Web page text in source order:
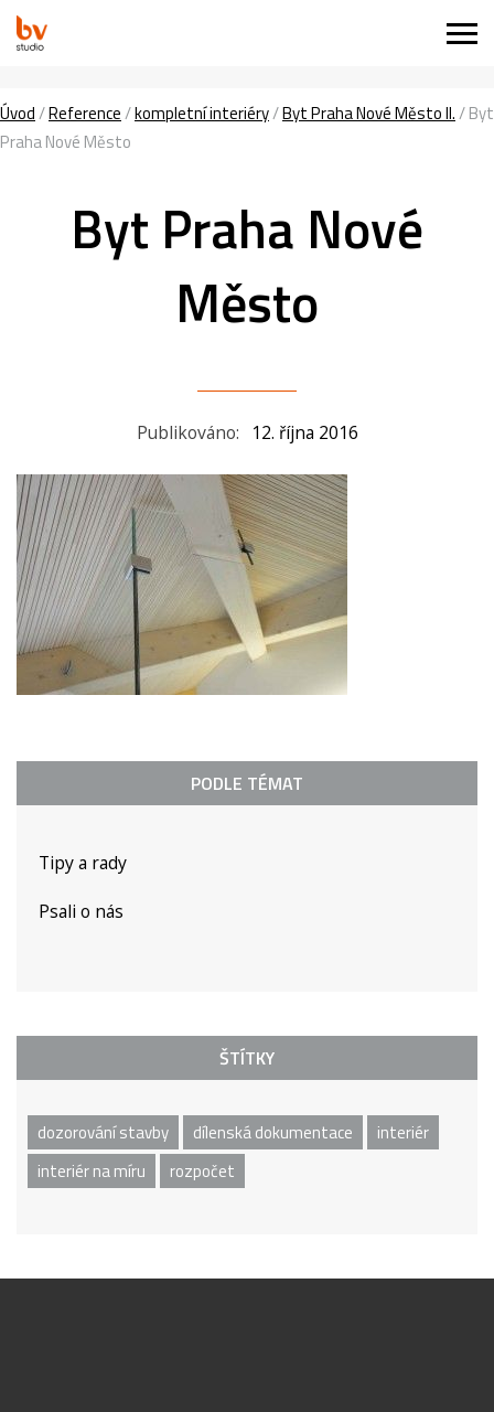
Úvod/Reference/kompletní interiéry/Byt Praha Nové Město II./Byt
Praha Nové Město
Byt Praha Nové
Město
Publikováno: 12. října 2016
PODLE TÉMAT
Tipy a rady
Psali o nás
ŠTÍTKY
dozorování stavby dílenská dokumentace
interiér
interiér na míru
rozpočet